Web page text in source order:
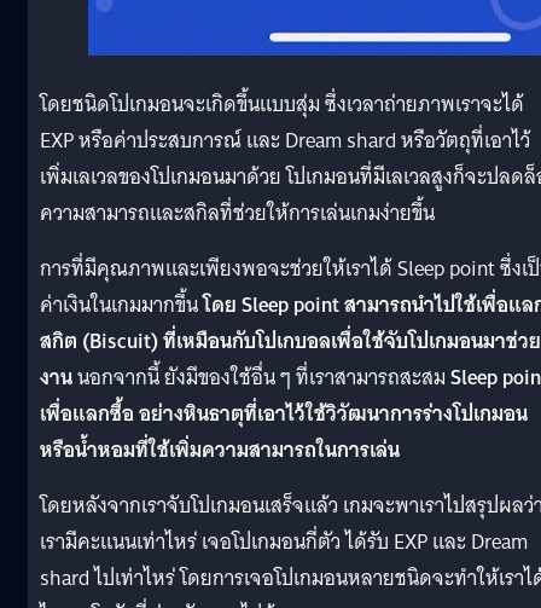
โดยชนิดโปเกมอนจะเกิดขึ้นแบบสุ่ม ซึ่งเวลาถ่ายภาพเราจะได้
EXP หรือค่าประสบการณ์ และ Dream shard หรือวัตถุที่เอาไว้
เพิ่มเลเวลของโปเกมอนมาด้วย โปเกมอนที่มีเลเวลสูงก็จะปลด
ความสามารถและสกิลที่ช่วยให้การเล่นเกมง่ายขึ้น
การที่มีคุณภาพและเพียงพอจะช่วยให้เราได้ Sleep point ซึ่งเ
ค่าเงินในเกมมากขึ้นโดย Sleep point สามารถนำไปใช้เพื่อแ
สกิต (Biscuit) ที่เหมือนกับโปเกบอลเพื่อใช้จับโปเกมอนมาช่วย
งานนอกจากนี้ ยังมีของใช้อื่น ๆ ที่เราสามารถสะสมSleep
เพื่อแลกซื้อ อย่างหินธาตุที่เอาไว้ใช้วิวัฒนาการร่างโปเกมอน
หรือน้ำหอมที่ใช้เพิ่มความสามารถในการเล่น
โดยหลังจากเราจับโปเกมอนเสร็จแล้ว เกมจะพาเราไปสรุปผลว่
เรามีคะแนนเท่าไหร่ เจอโปเกมอนกี่ตัว ได้รับ EXP และ Dream
shard ไปเท่าไหร่ โดยการเจอโปเกมอนหลายชนิดจะทำให้เรา